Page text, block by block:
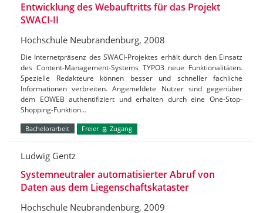
Entwicklung des Webauftritts für das Projekt
SWACI-II
Hochschule Neubrandenburg, 2008
Die Internetpräsenz des SWACI-Projektes erhält durch den Einsatz
des Content-Management-Systems TYPO3 neue Funktionalitäten.
Spezielle Redakteure können besser und schneller fachliche
Informationen verbreiten. Angemeldete Nutzer sind gegenüber
dem EOWEB authentifiziert und erhalten durch eine One-Stop-
Shopping-Funktion…
Bachelorarbeit Freier Zugang
Ludwig Gentz
Systemneutraler automatisierter Abruf von
Daten aus dem Liegenschaftskataster
Hochschule Neubrandenburg, 2009